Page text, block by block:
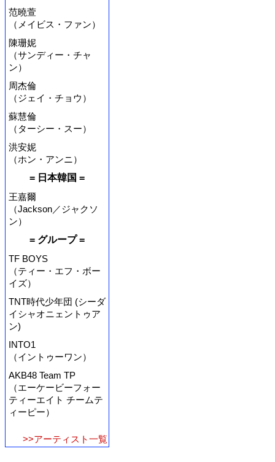
范曉萱
（メイビス・ファン）
陳珊妮
（サンディー・チャ
ン）
周杰倫
（ジェイ・チョウ）
蘇慧倫
（ターシー・スー）
洪安妮
（ホン・アンニ）
= 日本韓国 =
王嘉爾
（Jackson／ジャクソ
ン）
= グループ =
TF BOYS
（ティー・エフ・ボー
イズ）
TNT時代少年団 (シーダ
イシャオニェントゥア
ン)
INTO1
（イントゥーワン）
AKB48 Team TP
（エーケービーフォー
ティーエイト チームテ
ィーピー）
>>アーティスト一覧